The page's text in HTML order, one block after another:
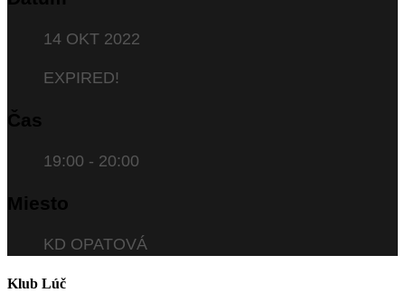
14 OKT 2022
EXPIRED!
Čas
19:00 - 20:00
Miesto
KD OPATOVÁ
Klub Lúč